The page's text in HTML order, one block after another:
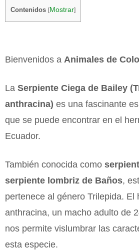
Contenidos [Mostrar]
Bienvenidos a Animales de
La Serpiente Ciega de Bailey
anthracina) es una fascinante
que se puede encontrar en el
Ecuador.
También conocida como
serpiente lombriz de Baños,
pertenece al género Trilepida. El
anthracina, un macho adulto de
nos permite vislumbrar las
esta especie.